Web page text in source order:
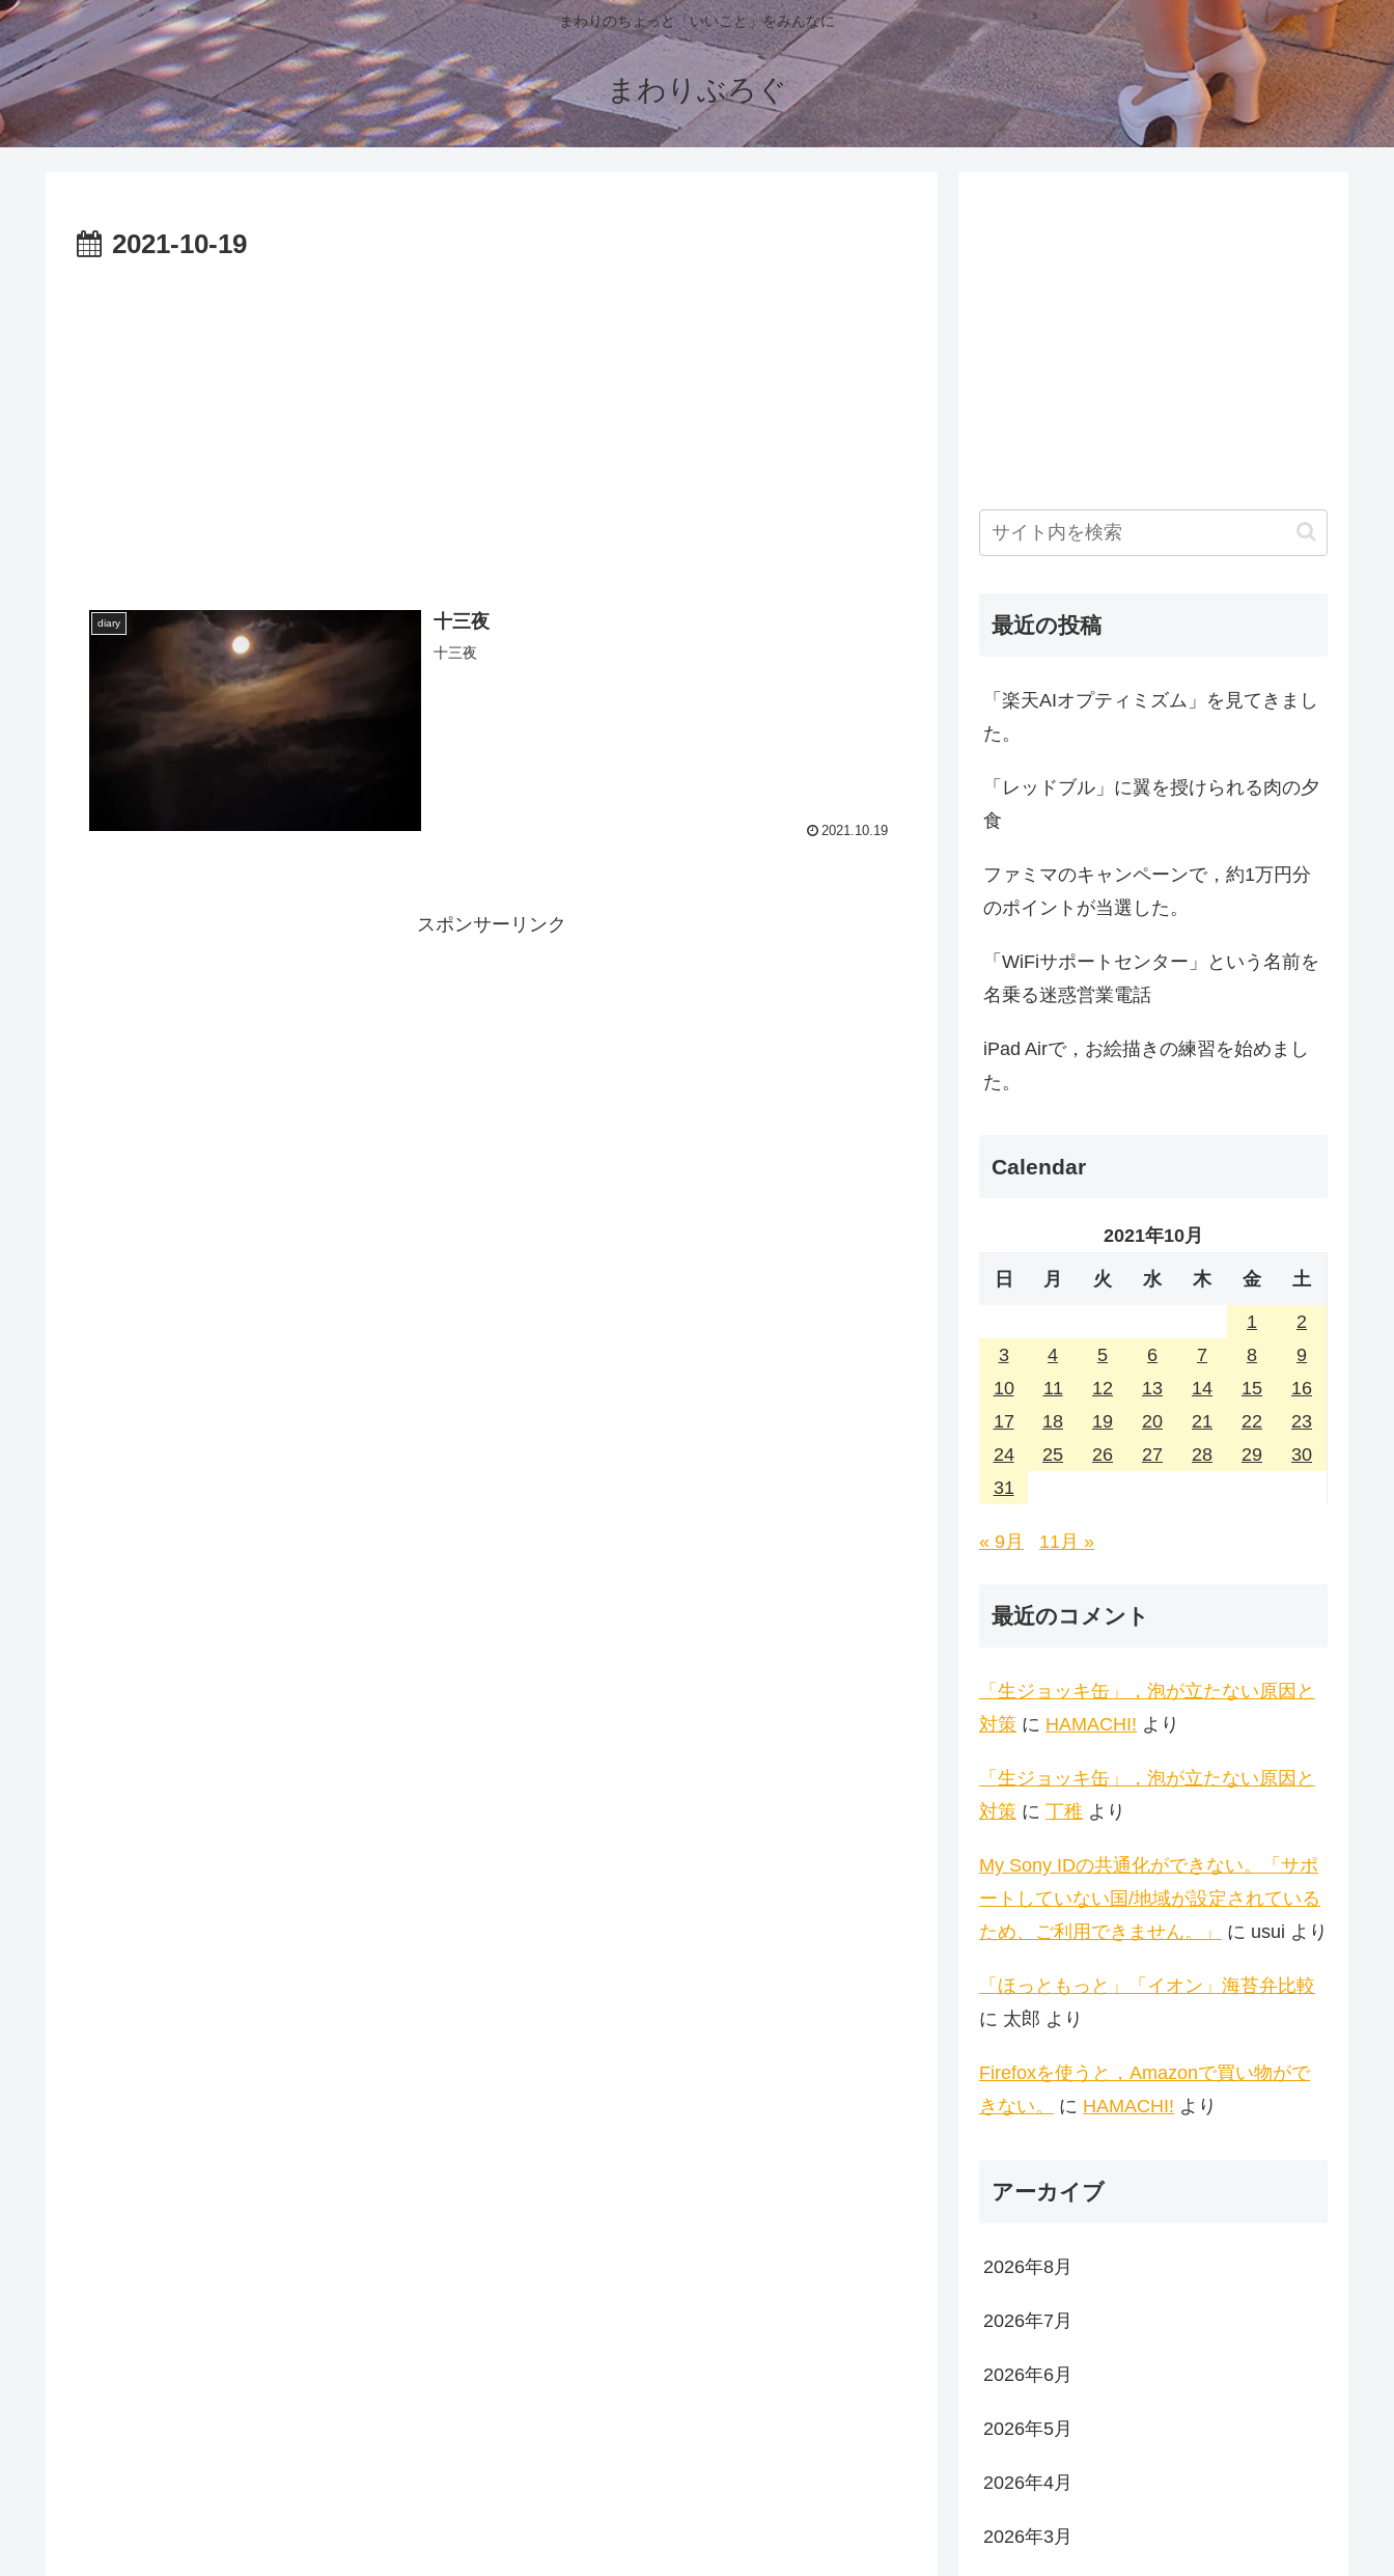
まわりのちょっと「いいこと」をみんなに
まわりぶろぐ
2021-10-19
diary 十三夜
十三夜
2021.10.19
スポンサーリンク
最近の投稿
「楽天AIオプティミズム」を見てきまし
た。
「レッドブル」に翼を授けられる肉の夕
食
ファミマのキャンペーンで，約1万円分
のポイントが当選した。
「WiFiサポートセンター」という名前を
名乗る迷惑営業電話
iPad Airで，お絵描きの練習を始めまし
た。
Calendar
2021年10月
日 月 火 水 木 金 土
1
2
3
4 5 6 7 8
9
10
11 12 13 14 15
16
17
18 19 20 21 22
23
24
25 26 27 28 29
30
31
« 9月 11月 »
最近のコメント
「生ジョッキ缶」，泡が立たない原因と
対策 に HAMACHI! より
「生ジョッキ缶」，泡が立たない原因と
対策 に 丁稚 より
My Sony IDの共通化ができない。「サポ
ートしていない国/地域が設定されている
ため、ご利用できません。」
に usui より
「ほっともっと」「イオン」海苔弁比較
に 太郎 より
Firefoxを使うと，Amazonで買い物がで
きない。
に HAMACHI! より
アーカイブ
2026年8月
2026年7月
2026年6月
2026年5月
2026年4月
2026年3月